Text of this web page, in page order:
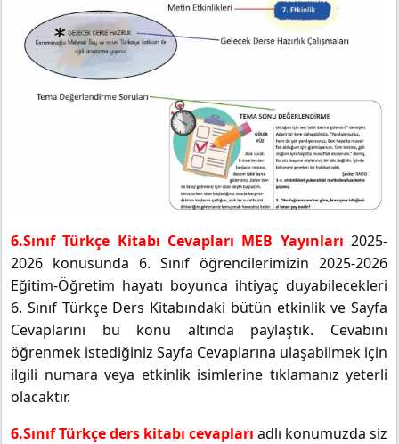
6.Sınıf Türkçe Kitabı Cevapları MEB Yayınları 2025-
2026 konusunda 6. Sınıf öğrencilerimizin 2025-2026
Eğitim-Öğretim hayatı boyunca ihtiyaç duyabilecekleri
6. Sınıf Türkçe Ders Kitabındaki bütün etkinlik ve Sayfa
Cevaplarını bu konu altında paylaştık. Cevabını
öğrenmek istediğiniz Sayfa Cevaplarına ulaşabilmek için
ilgili numara veya etkinlik isimlerine tıklamanız yeterli
olacaktır.
6.Sınıf Türkçe ders kitabı cevapları adlı konumuzda siz